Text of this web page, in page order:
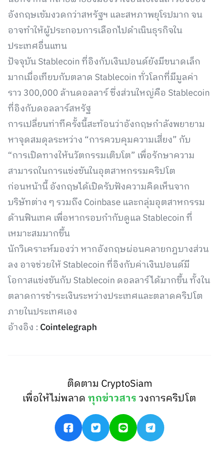
อังกฤษเข้มงวดกว่าสหรัฐฯ และสหภาพยุโรปมาก จน
อาจทำให้ผู้ประกอบการเลือกไปดำเนินธุรกิจใน
ประเทศอื่นแทน
ปัจจุบัน Stablecoin ที่อิงกับเงินปอนด์ยังมีขนาดเล็ก
มากเมื่อเทียบกับตลาด Stablecoin ทั่วโลกที่มีมูลค่า
ราว 300,000 ล้านดอลลาร์ ซึ่งส่วนใหญ่คือ Stablecoin
ที่อิงกับดอลลาร์สหรัฐ
การเปลี่ยนท่าทีครั้งนี้สะท้อนว่าอังกฤษกำลังพยายาม
หาจุดสมดุลระหว่าง “การควบคุมความเสี่ยง” กับ
“การเปิดทางให้นวัตกรรมเติบโต” เพื่อรักษาความ
สามารถในการแข่งขันในอุตสาหกรรมคริปโต
ก่อนหน้านี้ อังกฤษได้เปิดรับฟังความคิดเห็นจาก
บริษัทต่าง ๆ รวมถึง Coinbase และกลุ่มอุตสาหกรรม
ด้านฟินเทค เพื่อหากรอบกำกับดูแล Stablecoin ที่
เหมาะสมมากขึ้น
นักวิเคราะห์มองว่า หากอังกฤษผ่อนคลายกฎบางส่วน
ลง อาจช่วยให้ Stablecoin ที่อิงกับค่าเงินปอนด์มี
โอกาสแข่งขันกับ Stablecoin ดอลลาร์ได้มากขึ้น ทั้งใน
ตลาดการชำระเงินระหว่างประเทศและตลาดคริปโต
ภายในประเทศเอง
อ้างอิง : Cointelegraph
ติดตาม CryptoSiam
เพื่อให้ไม่พลาดทุกข่าวสารวงการคริปโต